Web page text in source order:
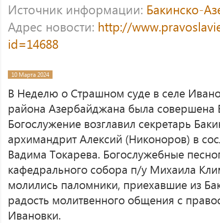
Источник информации: Бакинско-
Адрес новости: http://
id=14688
10 Марта 2024
В Неделю о Страшном суде в селе
района Азербайджана была совершена
Богослужение возглавил секретарь
архимандрит Алексий (Никоноров) в
Вадима Токарева. Богослужебные
кафедрального собора п/у Михаила
молились паломники, приехавшие из
радость молитвенного общения с
Ивановки.